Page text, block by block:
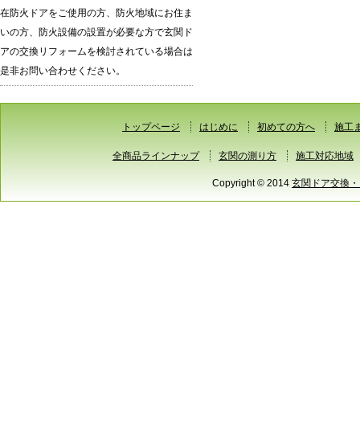
在防火ドアをご使用の方、防火地域にお住ま
いの方、防火設備の設置が必要な方で玄関ド
アの交換リフォームを検討されている場合は
是非お問い合わせください。
トップページ はじめに 初めての方へ 施工
全商品ラインナップ 玄関の測り方 施工対応地域
Copyright © 2014 玄関ドア交換